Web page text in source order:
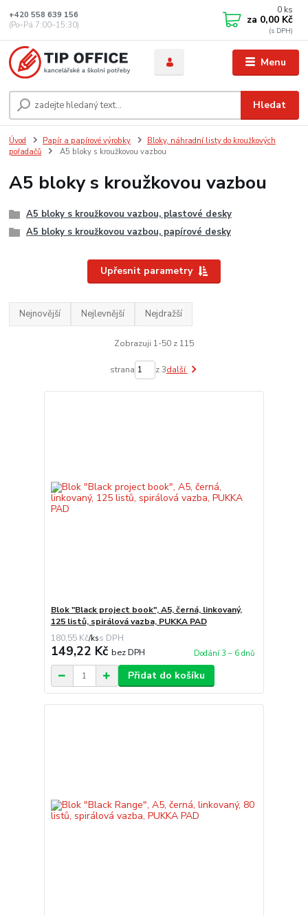
Menu
Hledat
+420 558 639 156
(Po–Pá 7:00–15:30)
0 ks
za 0,00 Kč
Úvod Papír a papírové výrobky
Bloky, náhradní listy do kroužkových
pořadačů
A5 bloky s kroužkovou vazbou
A5 bloky s kroužkovou vazbou
A5 bloky s kroužkovou vazbou, plastové desky
A5 bloky s kroužkovou vazbou, papírové desky
Upřesnit parametry
Nejnovější Nejlevnější Nejdražší
Zobrazuji 1-50 z 115
strana z 3další
Blok "Black project book", A5, černá, linkovaný,
125 listů, spirálová vazba, PUKKA PAD
180,55 Kč/ks
149,22 Kč bez DPH Dodání 3 – 6 dnů
Přidat do košíku